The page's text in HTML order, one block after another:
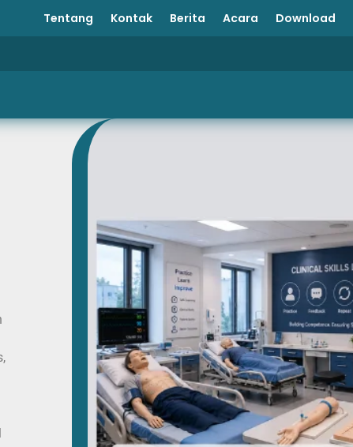
Tentang Kontak Berita Acara Download